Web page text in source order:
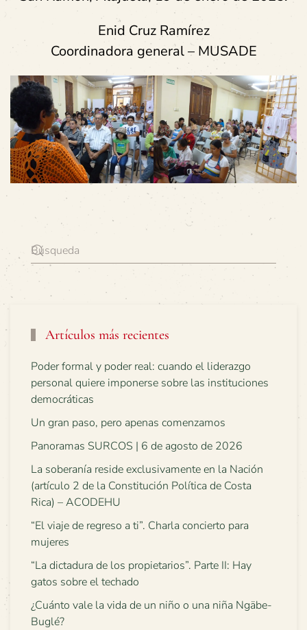
Enid Cruz Ramírez
Coordinadora general – MUSADE
Artículos más recientes
Poder formal y poder real: cuando el liderazgo
personal quiere imponerse sobre las instituciones
democráticas
Un gran paso, pero apenas comenzamos
Panoramas SURCOS | 6 de agosto de 2026
La soberanía reside exclusivamente en la Nación
(artículo 2 de la Constitución Política de Costa
Rica) – ACODEHU
“El viaje de regreso a ti”. Charla concierto para
mujeres
“La dictadura de los propietarios”. Parte II: Hay
gatos sobre el techado
¿Cuánto vale la vida de un niño o una niña Ngäbe-
Buglé?